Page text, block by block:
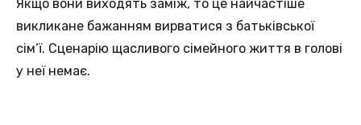
Якщо вони виходять заміж, то це найчастіше
викликане бажанням вирватися з батьківської
сім’ї. Сценарію щасливого сімейного життя в голові
у неї немає.